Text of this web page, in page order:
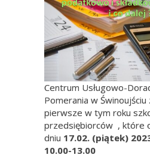
Centrum Usługowo-
Pomerania w Świnoujściu
pierwsze w tym roku
przedsiębiorców , które
dniu 17.02. (piątek)
10.00-13.00